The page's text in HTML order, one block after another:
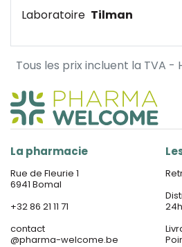
Laboratoire Tilman
Tous les prix incluent la TVA -
La pharmacie
Rue de Fleurie 1
6941 Bomal
+32 86 21 11 71
contact
@pharma-welcome.be